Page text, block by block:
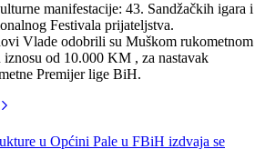
raspisivanje ponovnog Javnog poziva za
kako je rečeno na sjednici kantonalne
do polovine jula ove godine, do početka
manifestacije: 43. Sandžačkih igara i
Festivala prijateljstva.
od 10.000 KM , za nastavak
Premijer lige BiH.